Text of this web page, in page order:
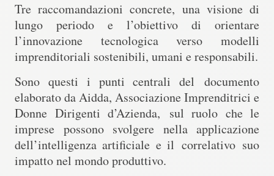
Tre raccomandazioni concrete, una visione di
lungo periodo e l’obiettivo di orientare
l’innovazione tecnologica verso modelli
imprenditoriali sostenibili, umani e responsabili.
Sono questi i punti centrali del documento
elaborato da Aidda, Associazione Imprenditrici e
Donne Dirigenti d’Azienda, sul ruolo che le
imprese possono svolgere nella applicazione
dell’intelligenza artificiale e il correlativo suo
impatto nel mondo produttivo.